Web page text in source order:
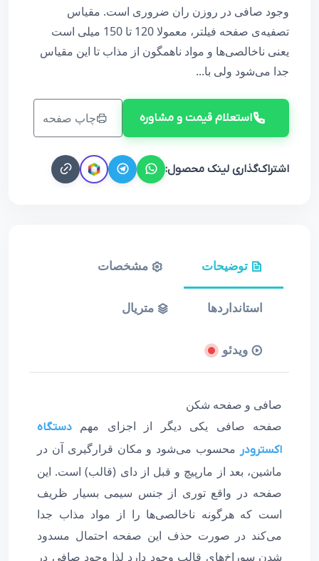
وجود صافی در روزن ران ضروری است. مقیاس
تصفیه‌ی صفحه فیلتر، معمولا 120 تا 150 میلی است
یعنی ناخالصی‌ها و مواد ناهمگون از مذاب تا این مقیاس
جدا می‌شود ولی با...
استعلام قیمت و مشاوره چاپ صفحه
اشتراک‌گذاری لینک محصول:
توضیحات مشخصات
استانداردها متریال
ویدئو
صافی و صفحه شکن
صفحه صافی یکی دیگر از اجزای مهم دستگاه
اکسترودر محسوب می‌شود و مکان قرارگیری آن در
ماشین، بعد از مارپیچ و قبل از دای (قالب) است. این
صفحه در واقع توری از جنس سیمی بسیار ظریف
است که هرگونه ناخالصی‌ها را از مواد مذاب جدا
می‌کند در صورت حذف این صفحه احتمال مسدود
شدن سوراخ‌های قالب وجود دارد لذا وجود صافی در